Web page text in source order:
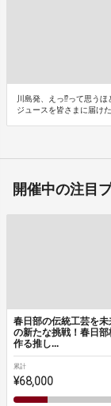
川島発、えっ⁉って思う
ジュースを皆さまに届け
開催中の注目
春日部の伝統工芸を
の新たな挑戦！春日
作る推し...
累計
¥68,000